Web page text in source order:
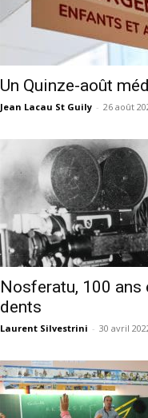
Un Quinze-août
Jean Lacau St Guily - 26 août
Nosferatu, 100 ans
dents
Laurent Silvestrini - 30 avril